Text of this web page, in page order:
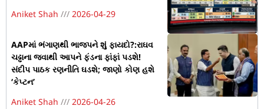
Aniket Shah
2026-04-29
AAPમાં ભંગાણથી ભાજપને શું ફાયદો?:રાઘવ
ચઢ્ઢાના જવાથી આપને ફંડના ફાંફાં પડશે!
સંદીપ પાઠક રણનીતિ ઘડશે; જાણો કોણ હશે
‘કેપ્ટન’
Aniket Shah
2026-04-26